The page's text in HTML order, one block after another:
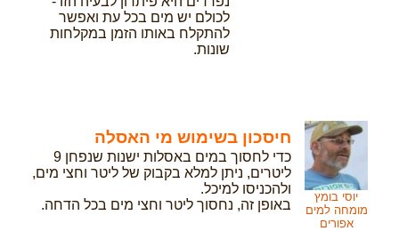
לכולם יש מים בכל עת ואפשר
להתקלח באותו הזמן במקלחות
שונות.
יוסי בומץ
מומחה למים
אפורים
חיסכון בשימוש מי האסלה
כדי לחסוך במים באסלות ישנות שנפחן 9
ליטרים, ניתן למלא בקבוק של ליטר וחצי מים,
ולהכניסו למיכל.
באופן זה, נחסוך ליטר וחצי מים בכל הדחה.